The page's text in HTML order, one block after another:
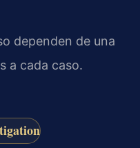
dependen de una
a cada caso.